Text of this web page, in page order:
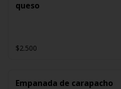
queso
$2.500
Empanada de carapacho